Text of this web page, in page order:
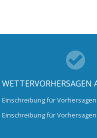
WETTERVORHERSAGEN
Einschreibung für Vorhersagen
Einschreibung für Vorhersagen